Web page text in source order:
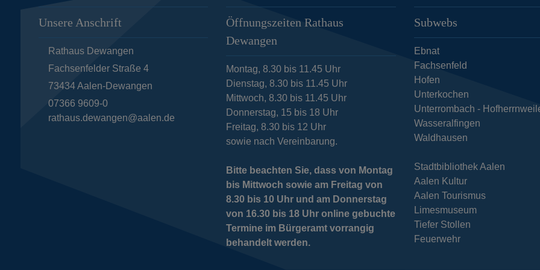
Unsere Anschrift
Rathaus Dewangen
Fachsenfelder Straße 4
73434 Aalen-Dewangen
07366 9609-0
rathaus.dewangen@aalen.de
Öffnungszeiten Rathaus
Dewangen
Montag, 8.30 bis 11.45 Uhr
Dienstag, 8.30 bis 11.45 Uhr
Mittwoch, 8.30 bis 11.45 Uhr
Donnerstag, 15 bis 18 Uhr
Freitag, 8.30 bis 12 Uhr
sowie nach Vereinbarung.
Bitte beachten Sie, dass von Montag
bis Mittwoch sowie am Freitag von
8.30 bis 10 Uhr und am Donnerstag
von 16.30 bis 18 Uhr online gebuchte
Termine im Bürgeramt vorrangig
behandelt werden.
Subwebs
Ebnat
Fachsenfeld
Hofen
Unterkochen
Unterrombach -
Wasseralfingen
Waldhausen
Stadtbibliothek Aalen
Aalen Kultur
Aalen Tourismus
Limesmuseum
Tiefer Stollen
Feuerwehr